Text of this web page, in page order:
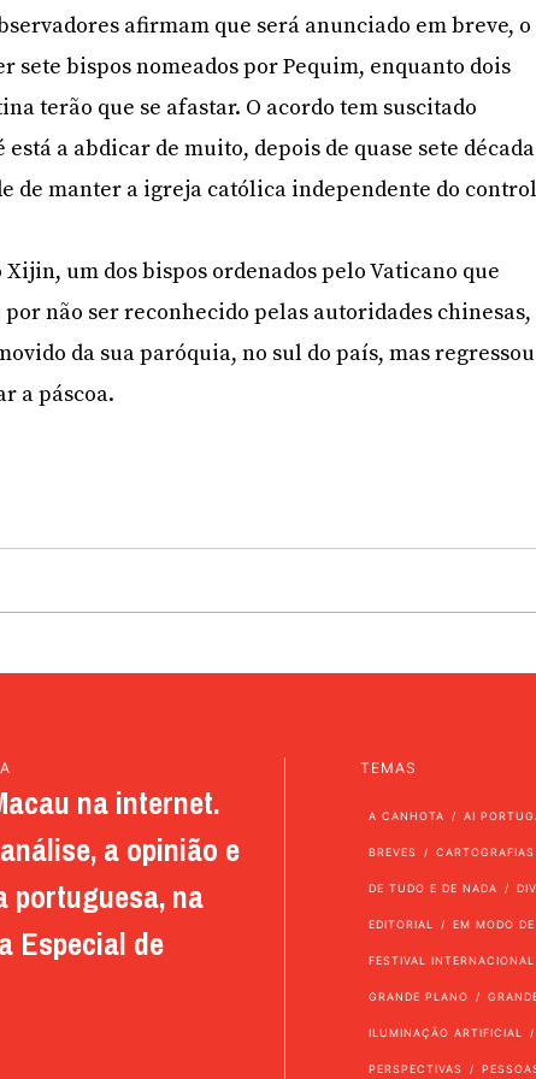
afirmam que será anunciado em breve, o
sete bispos nomeados por Pequim, enquanto dois
terão que se afastar. O acordo tem suscitado
está a abdicar de muito, depois de quase sete
de manter a igreja católica independente do
Xijin, um dos bispos ordenados pelo Vaticano que
por não ser reconhecido pelas autoridades chinesas,
da sua paróquia, no sul do país, mas regressou
a páscoa.
na internet.
a opinião e
portuguesa, na
Especial de
TEMAS
A CANHOTA AI
BREVES CARTOGRAFIAS
DE TUDO E DE NADA
EDITORIAL EM MODO
FESTIVAL
GRANDE PLANO
ILUMINAÇÃO ARTIFICIAL
PERSPECTIVAS